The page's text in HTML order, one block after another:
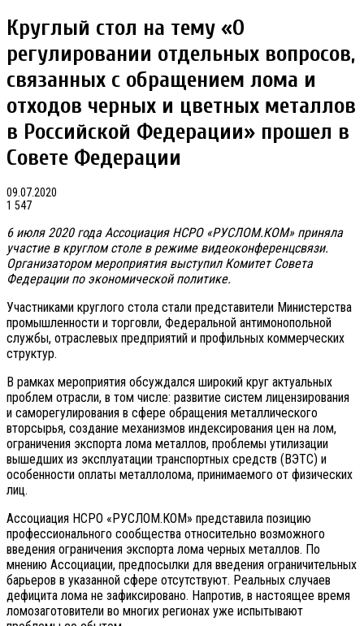
Круглый стол на тему «О
регулировании отдельных вопросов,
связанных с обращением лома и
отходов черных и цветных металлов
в Российской Федерации» прошел в
Совете Федерации
09.07.2020
1 547
6 июля 2020 года Ассоциация НСРО «РУСЛОМ.КОМ» приняла
участие в круглом столе в режиме видеоконференцсвязи.
Организатором мероприятия выступил Комитет Совета
Федерации по экономической политике.
Участниками круглого стола стали представители Министерства
промышленности и торговли, Федеральной антимонопольной
службы, отраслевых предприятий и профильных коммерческих
структур.
В рамках мероприятия обсуждался широкий круг актуальных
проблем отрасли, в том числе: развитие систем лицензирования
и саморегулирования в сфере обращения металлического
вторсырья, создание механизмов индексирования цен на лом,
ограничения экспорта лома металлов, проблемы утилизации
вышедших из эксплуатации транспортных средств (ВЭТС) и
особенности оплаты металлолома, принимаемого от физических
лиц.
Ассоциация НСРО «РУСЛОМ.КОМ» представила позицию
профессионального сообщества относительно возможного
введения ограничения экспорта лома черных металлов. По
мнению Ассоциации, предпосылки для введения ограничительных
барьеров в указанной сфере отсутствуют. Реальных случаев
дефицита лома не зафиксировано. Напротив, в настоящее время
ломозаготовители во многих регионах уже испытывают